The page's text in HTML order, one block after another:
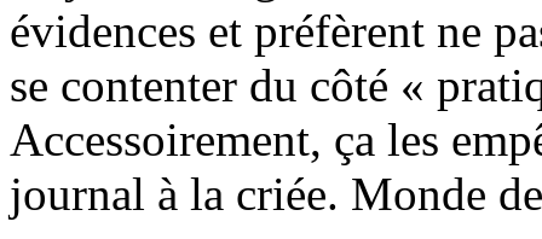
évidences et préfèrent ne
se contenter du côté «
Accessoirement, ça les
journal à la criée. Monde